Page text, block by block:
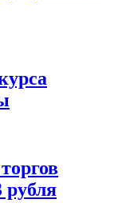
рубля